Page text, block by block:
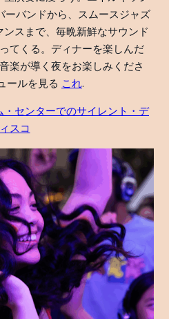
ーバンドから、スムースジャズ
スまで、毎晩新鮮なサウンド
てくる。ディナーを楽しんだ
楽が導く夜をお楽しみくださ
ールを見る これ.
センターでのサイレント・デ
ィスコ